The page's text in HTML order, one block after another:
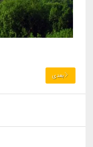
بعدی